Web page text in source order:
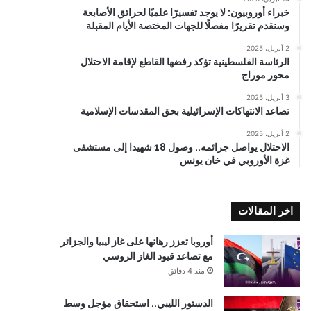
خبراء أوروبيون: لا يوجد تفسيرًا علميًا لحرائق الأصابعة
وسنقدم تقريرًا مفصلًا للجهات المختصة الأيام المقبلة
2 أبريل، 2025
الرئاسة الفلسطينية تؤكد رفضها القاطع لإقامة الاحتلال
محور موراج
3 أبريل، 2025
تصاعد الانتهاكات الإسرائيلية بحق المقدسات الإسلامية
2 أبريل، 2025
الاحتلال يواصل جرائمه.. وصول 18 شهيدا إلى مستشفى
غزة الأوروبي في خان يونس
اخر المقالات
أوروبا تعزز رهانها على غاز ليبيا والجزائر
مع تصاعد قيود الغاز الروسي
منذ 4 دقائق
الدستور الليبي.. استحقاق مؤجل وسط